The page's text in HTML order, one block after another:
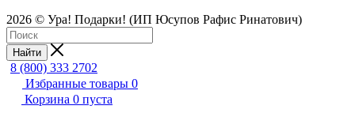
2026 © Ура! Подарки! (ИП Юсупов Рафис Ринатович)
Найти
8 (800) 333 2702
Избранные товары 0
Корзина 0 пуста